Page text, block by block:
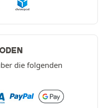
die folgenden